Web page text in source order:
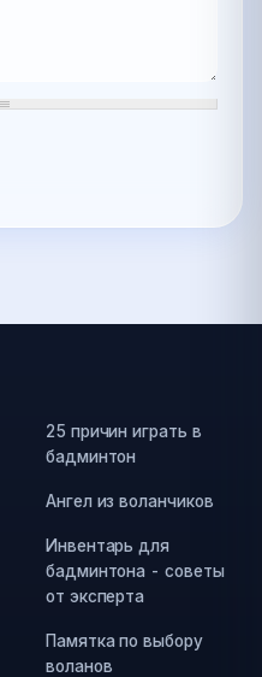
25 причин играть в
бадминтон
Ангел из воланчиков
Инвентарь для
бадминтона - советы
от эксперта
Памятка по выбору
воланов